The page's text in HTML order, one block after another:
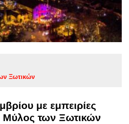
Ξωτικών
με εμπειρίες
των Ξωτικών